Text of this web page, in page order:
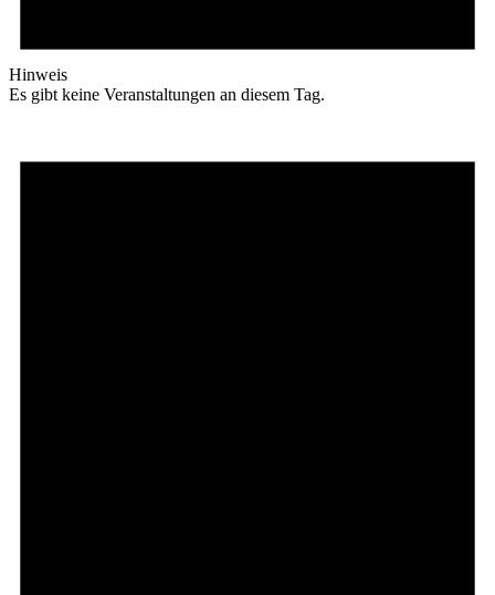
Hinweis
Es gibt keine Veranstaltungen an diesem Tag.